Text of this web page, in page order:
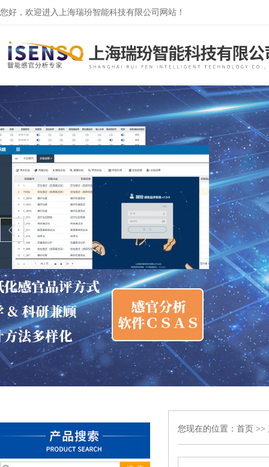
您好，欢迎进入上海瑞玢智能科技有限公司网站！
您现在的位置： 首页 >>